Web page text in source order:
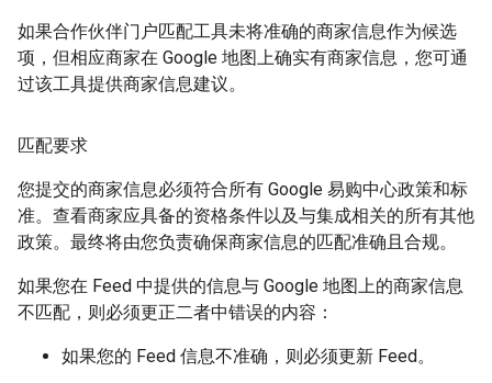
如果合作伙伴门户匹配工具未将准确的商家信息作为候选
项，但相应商家在 Google 地图上确实有商家信息，您可通
过该工具提供商家信息建议。
匹配要求
您提交的商家信息必须符合所有 Google 易购中心政策和标
准。查看商家应具备的资格条件以及与集成相关的所有其他
政策。最终将由您负责确保商家信息的匹配准确且合规。
如果您在 Feed 中提供的信息与 Google 地图上的商家信息
不匹配，则必须更正二者中错误的内容：
如果您的 Feed 信息不准确，则必须更新 Feed。